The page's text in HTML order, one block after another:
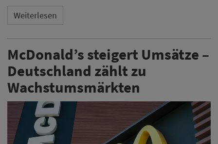
Weiterlesen
McDonald’s steigert Umsätze –
Deutschland zählt zu
Wachstumsmärkten